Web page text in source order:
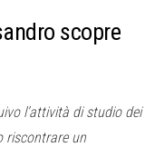
scopre
l’attività di studio dei
riscontrare un